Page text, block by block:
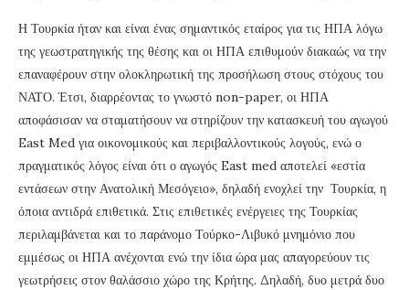
Η Τουρκία ήταν και είναι ένας σημαντικός εταίρος για τις ΗΠΑ λόγω
της γεωστρατηγικής της θέσης και οι ΗΠΑ επιθυμούν διακαώς να την
επαναφέρουν στην ολοκληρωτική της προσήλωση στους στόχους του
ΝΑΤΟ. Έτσι, διαρρέοντας το γνωστό non-paper, οι ΗΠΑ
αποφάσισαν να σταματήσουν να στηρίζουν την κατασκευή του αγωγού
East Med για οικονομικούς και περιβαλλοντικούς λογούς, ενώ ο
πραγματικός λόγος είναι ότι ο αγωγός East med αποτελεί «εστία
εντάσεων στην Ανατολική Μεσόγειο», δηλαδή ενοχλεί την Τουρκία, η
όποια αντιδρά επιθετικά. Στις επιθετικές ενέργειες της Τουρκίας
περιλαμβάνεται και το παράνομο Τούρκο-Λιβυκό μνημόνιο που
εμμέσως οι ΗΠΑ ανέχονται ενώ την ίδια ώρα μας απαγορεύουν τις
γεωτρήσεις στον θαλάσσιο χώρο της Κρήτης. Δηλαδή, δυο μετρά δυο